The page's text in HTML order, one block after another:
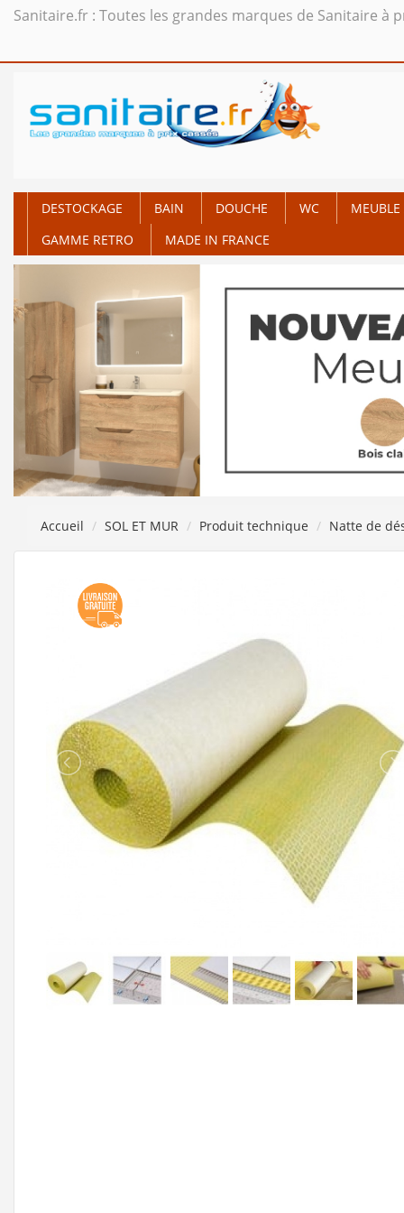
Sanitaire.fr : Toutes les grandes marques de Sanitaire à
DESTOCKAGE BAIN DOUCHE WC MEUBLE
GAMME RETRO
MADE IN FRANCE
Accueil SOL ET MUR Produit technique Natte de